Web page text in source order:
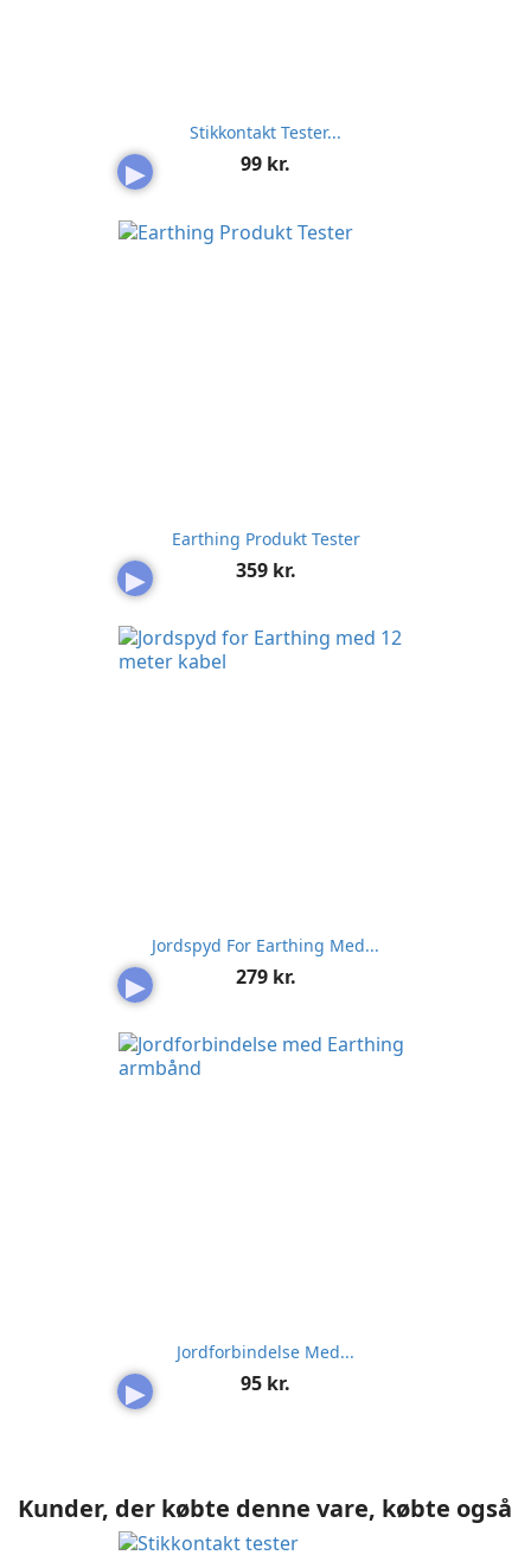
▶
Stikkontakt Tester...
Pris
99 kr.
▶
Earthing Produkt Tester
Pris
359 kr.
▶
Jordspyd For Earthing Med...
Pris
279 kr.
▶
Jordforbindelse Med...
Pris
95 kr.
Kunder, der købte denne vare, købte også